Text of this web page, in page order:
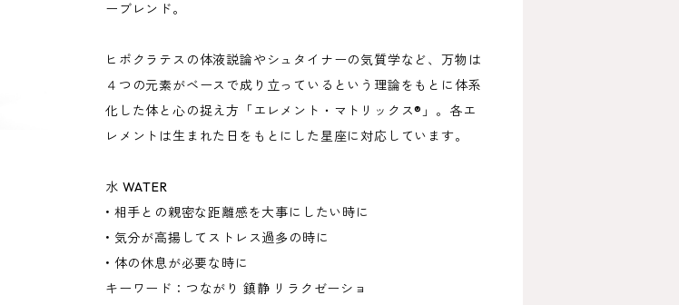
ーブレンド。
ヒポクラテスの体液説論やシュタイナーの気質学など、万物は
４つの元素がベースで成り立っているという理論をもとに体系
化した体と心の捉え方「エレメント・マトリックス®」。各エ
レメントは生まれた日をもとにした星座に対応しています。
水 WATER
• 相手との親密な距離感を大事にしたい時に
• 気分が高揚してストレス過多の時に
• 体の休息が必要な時に
キーワード：つながり 鎮静 リラクゼーショ